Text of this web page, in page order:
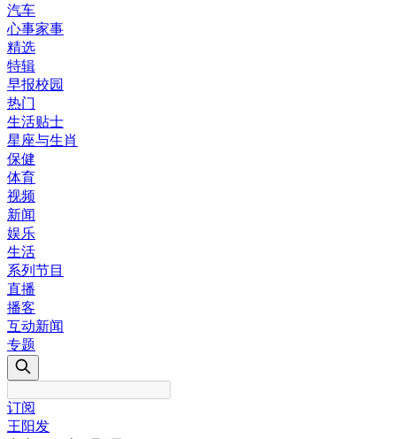
汽车
心事家事
精选
特辑
早报校园
热门
生活贴士
星座与生肖
保健
体育
视频
新闻
娱乐
生活
系列节目
直播
播客
互动新闻
专题
订阅
王阳发